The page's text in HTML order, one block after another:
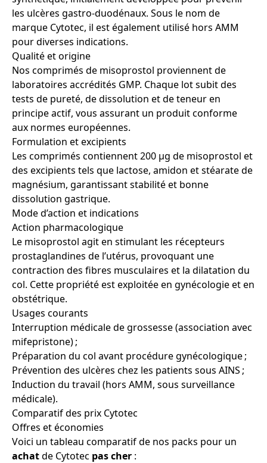
les ulcères gastro-duodénaux. Sous le nom de
marque Cytotec, il est également utilisé hors AMM
pour diverses indications.
Qualité et origine
Nos comprimés de misoprostol proviennent de
laboratoires accrédités GMP. Chaque lot subit des
tests de pureté, de dissolution et de teneur en
principe actif, vous assurant un produit conforme
aux normes européennes.
Formulation et excipients
Les comprimés contiennent 200 µg de misoprostol et
des excipients tels que lactose, amidon et stéarate de
magnésium, garantissant stabilité et bonne
dissolution gastrique.
Mode d’action et indications
Action pharmacologique
Le misoprostol agit en stimulant les récepteurs
prostaglandines de l’utérus, provoquant une
contraction des fibres musculaires et la dilatation du
col. Cette propriété est exploitée en gynécologie et en
obstétrique.
Usages courants
Interruption médicale de grossesse (association avec
mifepristone) ;
Préparation du col avant procédure gynécologique ;
Prévention des ulcères chez les patients sous AINS ;
Induction du travail (hors AMM, sous surveillance
médicale).
Comparatif des prix Cytotec
Offres et économies
Voici un tableau comparatif de nos packs pour un
achatde Cytotec pas cher :